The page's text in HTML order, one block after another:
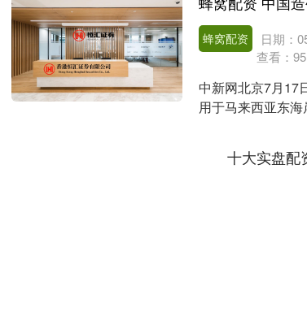
蜂窝配资 日期：
查看： 95
中新网北京7月17
用于马来西亚东
十大实盘配